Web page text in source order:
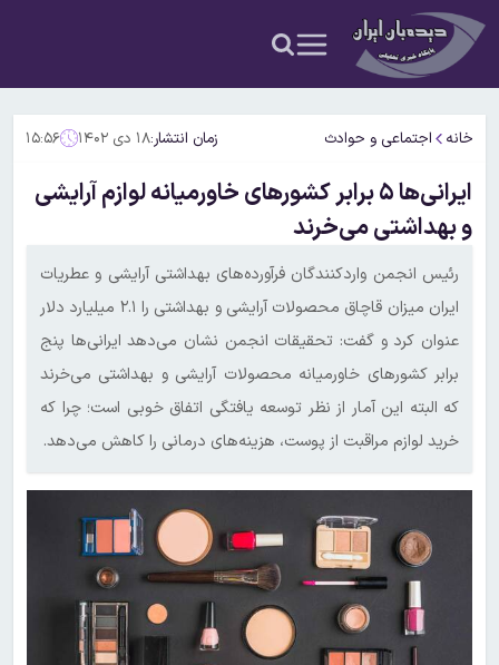
خانه اجتماعی و حوادث زمان انتشار:۱۸ دی ۱۴۰۲ ۱۵:۵۶
ایرانی‌ها ۵ برابر کشورهای خاورمیانه لوازم آرایشی
و بهداشتی می‌خرند
‌رئیس انجمن واردکنندگان فرآورده‌های بهداشتی آرایشی و عطریات
ایران میزان قاچاق محصولات آرایشی و بهداشتی را ۲.۱ میلیارد دلار
عنوان کرد و گفت: تحقیقات انجمن نشان می‌دهد ایرانی‌ها پنج
برابر کشورهای خاورمیانه محصولات آرایشی و بهداشتی می‌خرند
که البته این آمار از نظر توسعه یافتگی اتفاق خوبی است؛ چرا که
خرید لوازم مراقبت از پوست، هزینه‌های درمانی را کاهش می‌دهد.